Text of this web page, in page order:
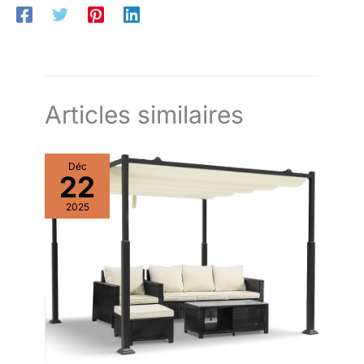
également à tous les lits, des lits simples et doubles aux lits
Articles similaires
Déc
22
2025